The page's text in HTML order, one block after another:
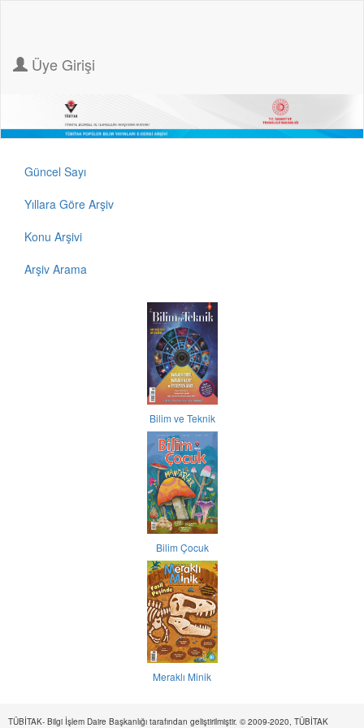
Üye Girişi
Güncel Sayı
Yıllara Göre Arşiv
Konu Arşivi
Arşiv Arama
Bilim ve Teknik
Bilim Çocuk
Meraklı Minik
TÜBİTAK- Bilgi İşlem Daire Başkanlığı tarafından geliştirilmiştir. © 2009-2020, TÜBİTAK